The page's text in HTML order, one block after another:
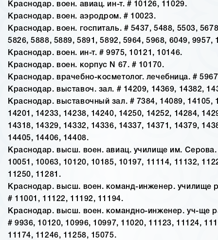
Краснодар. воен. авиац. ин-т. # 10126, 11029.
Краснодар. воен. аэродром. # 10023.
Краснодар. воен. госпиталь. # 5437, 5488, 5503,
5826, 5888, 5889, 5891, 5892, 5964, 5968, 6049, 9957,
Краснодар. воен. ин-т. # 9975, 10121, 10146.
Краснодар. воен. корпус N 67. # 10170.
Краснодар. врачебно-косметолог. лечебница. #
Краснодар. выставоч. зал. # 14209, 14369, 14382,
Краснодар. выставочный зал. # 7384, 14089, 14105,
14201, 14233, 14238, 14240, 14250, 14252, 14284,
14318, 14329, 14332, 14336, 14337, 14371, 14379,
14405, 14406, 14408.
Краснодар. высш. воен. авиац. училище им. Серова.
10051, 10063, 10120, 10185, 10197, 11114, 11132,
11250, 11281.
Краснодар. высш. воен. команд-инженер. училище
# 11001, 11122, 11192, 11194.
Краснодар. высш. воен. командно-инженер. уч-ще
# 9936, 10120, 10996, 10997, 11020, 11123, 11124,
11174, 11246, 11258, 15075.